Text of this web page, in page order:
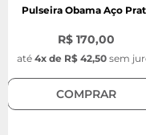
Pulseira Obama Aço
R$ 170,00
até 4x de R$ 42,50 sem
COMPRAR